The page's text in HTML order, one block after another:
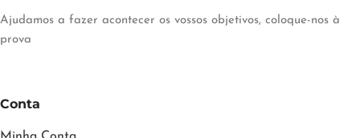
Ajudamos a fazer acontecer os vossos objetivos, coloque-nos à
prova
Conta